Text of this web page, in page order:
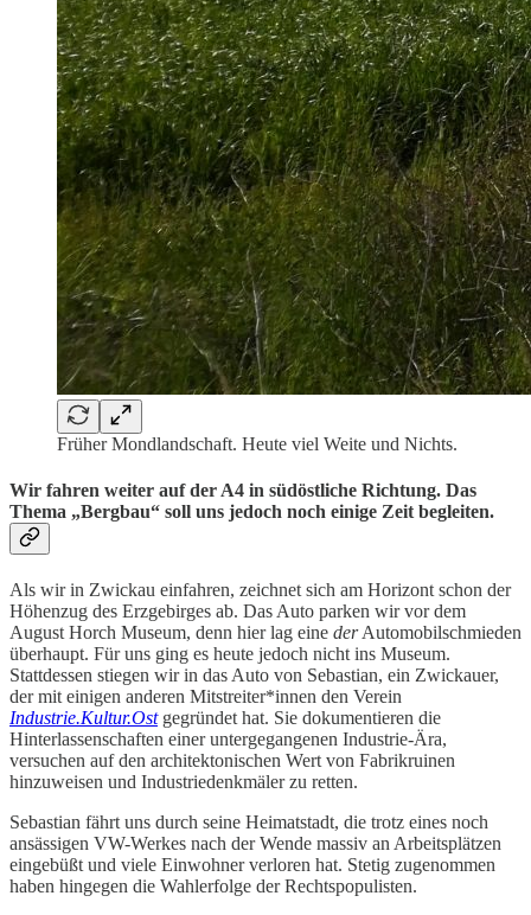
Früher Mondlandschaft. Heute viel Weite und Nichts.
Wir fahren weiter auf der A4 in südöstliche Richtung. Das
Thema „Bergbau“ soll uns jedoch noch einige Zeit begleiten.
Als wir in Zwickau einfahren, zeichnet sich am Horizont schon der
Höhenzug des Erzgebirges ab. Das Auto parken wir vor dem
August Horch Museum, denn hier lag eine derAutomobilschmieden
überhaupt. Für uns ging es heute jedoch nicht ins Museum.
Stattdessen stiegen wir in das Auto von Sebastian, ein Zwickauer,
der mit einigen anderen Mitstreiter*innen den Verein
Industrie.Kultur.Ostgegründet hat. Sie dokumentieren die
Hinterlassenschaften einer untergegangenen Industrie-Ära,
versuchen auf den architektonischen Wert von Fabrikruinen
hinzuweisen und Industriedenkmäler zu retten.
Sebastian fährt uns durch seine Heimatstadt, die trotz eines noch
ansässigen VW-Werkes nach der Wende massiv an Arbeitsplätzen
eingebüßt und viele Einwohner verloren hat. Stetig zugenommen
haben hingegen die Wahlerfolge der Rechtspopulisten.